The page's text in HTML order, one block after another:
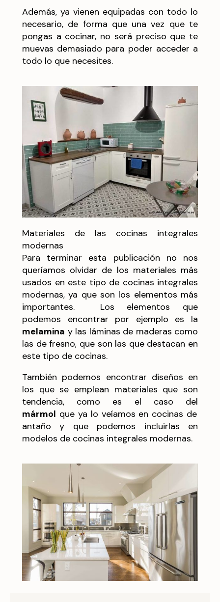
Además, ya vienen equipadas con todo lo
necesario, de forma que una vez que te
pongas a cocinar, no será preciso que te
muevas demasiado para poder acceder a
todo lo que necesites.
Materiales de las cocinas integrales
modernas
Para terminar esta publicación no nos
queríamos olvidar de los materiales más
usados en este tipo de cocinas integrales
modernas, ya que son los elementos más
importantes. Los elementos que
podemos encontrar por ejemplo es la
melamina y las láminas de maderas como
las de fresno, que son las que destacan en
este tipo de cocinas.
También podemos encontrar diseños en
los que se emplean materiales que son
tendencia, como es el caso del
mármol que ya lo veíamos en cocinas de
antaño y que podemos incluirlas en
modelos de cocinas integrales modernas.